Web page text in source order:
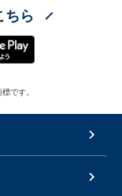
ちら
です。